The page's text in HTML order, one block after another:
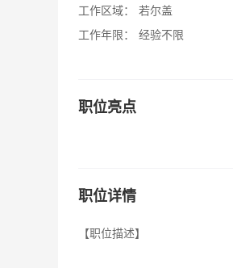
工作区域：
若尔盖
工作年限：
经验不限
职位亮点
职位详情
【职位描述】